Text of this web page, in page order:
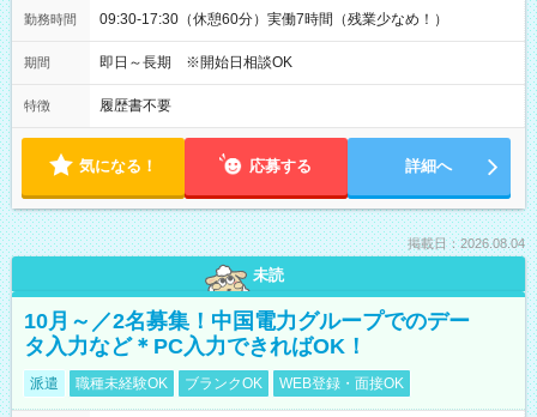
勤務時間 09:30-17:30（休憩60分）実働7時間（残業少なめ！）
期間 即日～長期 ※開始日相談OK
特徴 履歴書不要
気になる！ 応募する 詳細へ
掲載日：2026.08.04
未読
10月～／2名募集！中国電力グループでのデー
タ入力など＊PC入力できればOK！
派遣 職種未経験OK ブランクOK WEB登録・面接OK